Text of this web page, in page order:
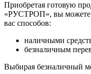
Приобретая готовую
«РУСТРОП», вы можете
вас способов:
наличными
безналичным
Выбирая безналичный